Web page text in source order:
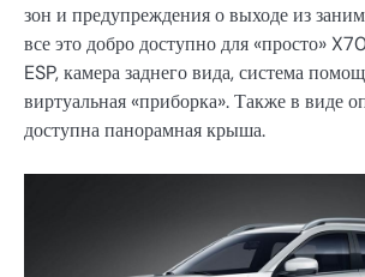
зон и предупреждения о выходе из
все это добро доступно для «просто»
ESP, камера заднего вида, система
виртуальная «приборка». Также в виде
доступна панорамная крыша.